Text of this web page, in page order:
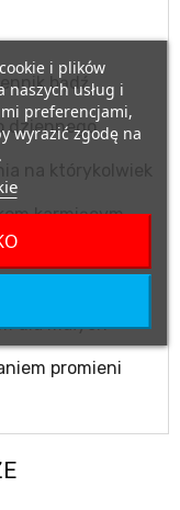
bądź
dziennego
na którykolwiek
karmiącym
temperaturze
dla małych
promieni
i plików
usług i
preferencjami,
wyrazić zgodę na